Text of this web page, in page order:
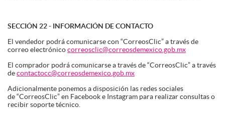
SECCIÓN 22 - INFORMACIÓN DE CONTACTO
El vendedor podrá comunicarse con “CorreosClic” a través de
correo electrónicocorreosclic@correosdemexico.gob.mx
El comprador podrá comunicarse a través de “CorreosClic” a través
decontactocc@correosdemexico.gob.mx
Adicionalmente ponemos a disposición las redes sociales
de “CorreosClic” en Facebook e Instagram para realizar consultas o
recibir soporte técnico.